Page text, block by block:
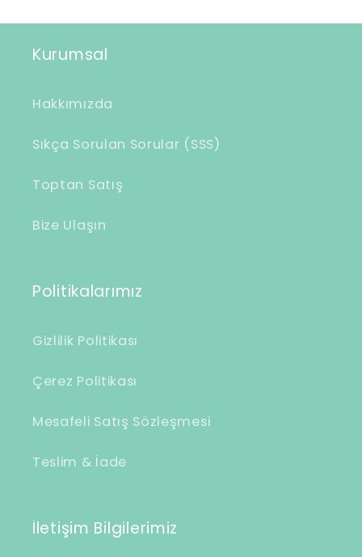
l
Kurumsal
Hakkımızda
Sıkça Sorulan Sorular (SSS)
Toptan Satış
Bize Ulaşın
Politikalarımız
Gizlilik Politikası
Çerez Politikası
Mesafeli Satış Sözleşmesi
Teslim & İade
İletişim Bilgilerimiz